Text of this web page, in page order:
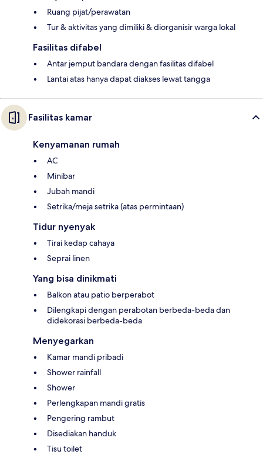
Ruang pijat/perawatan
Tur & aktivitas yang dimiliki & diorganisir warga lokal
Fasilitas difabel
Antar jemput bandara dengan fasilitas difabel
Lantai atas hanya dapat diakses lewat tangga
Fasilitas kamar
Kenyamanan rumah
AC
Minibar
Jubah mandi
Setrika/meja setrika (atas permintaan)
Tidur nyenyak
Tirai kedap cahaya
Seprai linen
Yang bisa dinikmati
Balkon atau patio berperabot
Dilengkapi dengan perabotan berbeda-beda dan
didekorasi berbeda-beda
Menyegarkan
Kamar mandi pribadi
Shower rainfall
Shower
Perlengkapan mandi gratis
Pengering rambut
Disediakan handuk
Tisu toilet